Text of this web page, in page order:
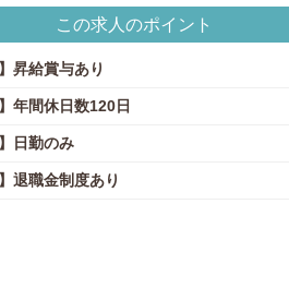
この求人のポイント
昇給賞与あり
】年間休日数120日
日勤のみ
退職金制度あり